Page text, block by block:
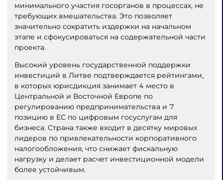
минимального участия госорганов в процессах, не
требующих вмешательства. Это позволяет
значительно сократить издержки на начальном
этапе и сфокусироваться на содержательной части
проекта.
Высокий уровень государственной поддержки
инвестиций в Литве подтверждается рейтингами,
в которых юрисдикция занимает 4 место в
Центральной и Восточной Европе по
регулированию предпринимательства и 7
позицию в ЕС по цифровым госуслугам для
бизнеса. Страна также входит в десятку мировых
лидеров по привлекательности корпоративного
налогообложения, что снижает фискальную
нагрузку и делает расчет инвестиционной модели
более устойчивым.